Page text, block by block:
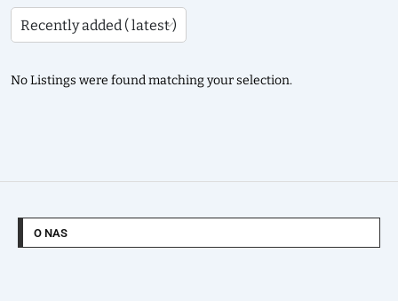
No Listings were found matching your selection.
O NAS